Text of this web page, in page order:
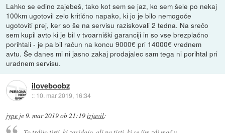
Lahko se edino zajebeš, tako kot sem se jaz, ko sem šele po nekaj
100km ugotovil zelo kritično napako, ki jo je bilo nemogoče
ugotoviti prej, ker so še na servisu raziskovali 2 tedna. Na srečo
sem kupil avto ki je bil v tvoarniški garanciji in so vse brezplačno
porihtali - je pa bil račun na koncu 9000€ pri 14000€ vrednem
avtu. Še danes mi ni jasno zakaj prodajalec sam tega ni porihtal pri
uradnem servisu.
iloveboobz
:: 10. mar 2019, 16:34
jype je 9. mar 2019 ob 21:19izjavil: